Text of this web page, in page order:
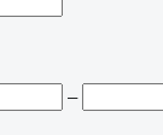
–